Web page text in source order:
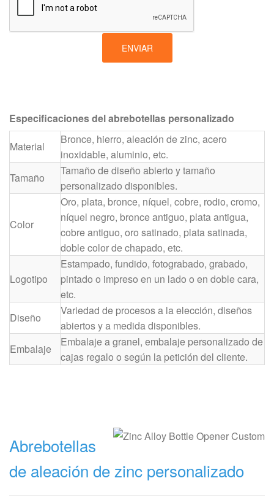
ENVIAR
Especificaciones del abrebotellas personalizado
Material
Bronce, hierro, aleación de zinc, acero
inoxidable, aluminio, etc.
Tamaño
Tamaño de diseño abierto y tamaño
personalizado disponibles.
Color
Oro, plata, bronce, níquel, cobre, rodio, cromo,
níquel negro, bronce antiguo, plata antigua,
cobre antiguo, oro satinado, plata satinada,
doble color de chapado, etc.
Logotipo
Estampado, fundido, fotograbado, grabado,
pintado o impreso en un lado o en doble cara,
etc.
Diseño
Variedad de procesos a la elección, diseños
abiertos y a medida disponibles.
Embalaje
Embalaje a granel, embalaje personalizado de
cajas regalo o según la petición del cliente.
Abrebotellas
de aleación de zinc personalizado